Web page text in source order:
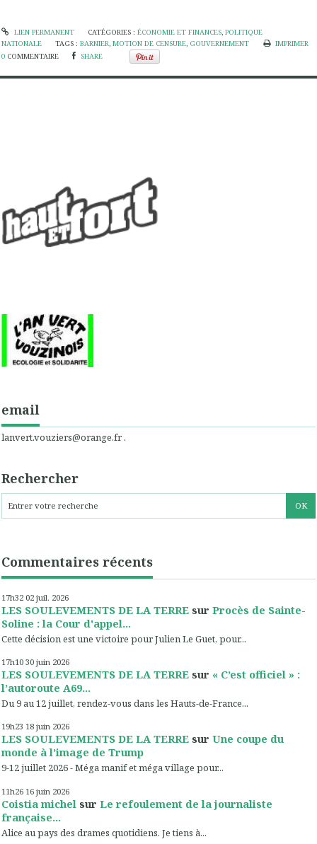
LIEN PERMANENT CATÉGORIES : ÉCONOMIE ET FINANCES, POLITIQUE
NATIONALE
TAGS :BARNIER,MOTION DE CENSURE, GOUVERNEMENT
IMPRIMER
0 COMMENTAIRE SHARE
email
lanvert.vouziers@orange.fr .
Rechercher
Commentaires récents
17h32 02 juil. 2026
LES SOULEVEMENTS DE LA TERRE sur Procès de Sainte-
Soline : la Cour d'appel...
Cette décision est une victoire pour Julien Le Guet, pour...
17h10 30 juin 2026
LES SOULEVEMENTS DE LA TERRE sur « C’est officiel » :
l’autoroute A69...
Du 9 au 12 juillet, rendez-vous dans les Hauts-de-France...
19h23 18 juin 2026
LES SOULEVEMENTS DE LA TERRE sur Une coupe du
monde à l’image de Trump
9-12 juillet 2026 - Méga manif et méga village pour...
11h26 16 juin 2026
Coistia michel sur Le refoulement de la journaliste
française...
Alice au pays des drames quotidiens. Je tiens à...